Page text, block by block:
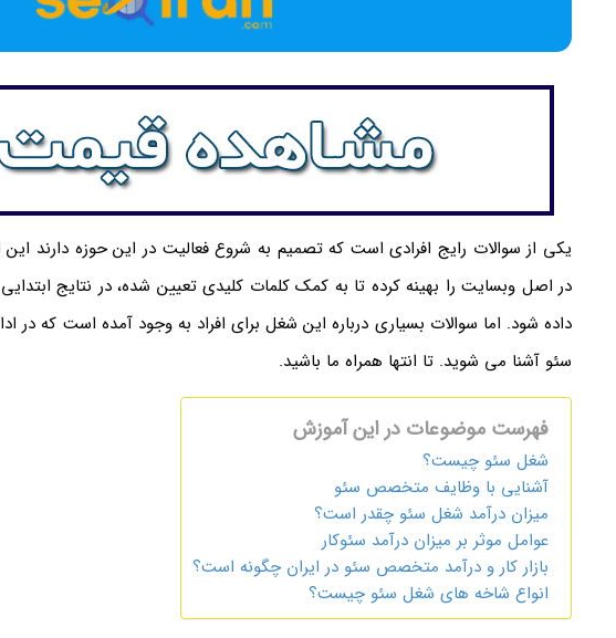
یکی از سوالات رایج افرادی است که تصمیم به شروع فعالیت در این حوزه دارند
در اصل وبسایت را بهینه کرده تا به کمک کلمات کلیدی تعیین شده، در نتایج
داده شود. اما سوالات بسیاری درباره این شغل برای افراد به وجود آمده است که در
سئو آشنا می شوید. تا انتها همراه ما باشید.
فهرست موضوعات در این آموزش
شغل سئو چیست؟
آشنایی با وظایف متخصص سئو
میزان درآمد شغل سئو چقدر است؟
عوامل موثر بر میزان درآمد سئوکار
بازار کار و درآمد متخصص سئو در ایران چگونه است؟
انواع شاخه های شغل سئو چیست؟